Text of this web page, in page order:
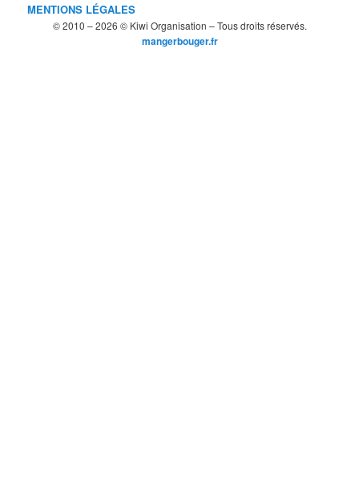
MENTIONS LÉGALES
© 2010 – 2026 © Kiwi Organisation – Tous droits réservés.
mangerbouger.fr